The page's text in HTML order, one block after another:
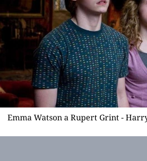
Emma Watson a Rupert Grint -